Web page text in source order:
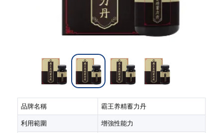
品牌名稱 霸王养精蓄力丹
利用範圍 增強性能力